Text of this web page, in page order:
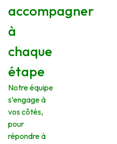
accompagner
à
chaque
étape
Notre équipe
s’engage à
vos côtés,
pour
répondre à